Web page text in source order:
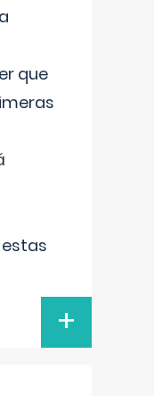
que
+